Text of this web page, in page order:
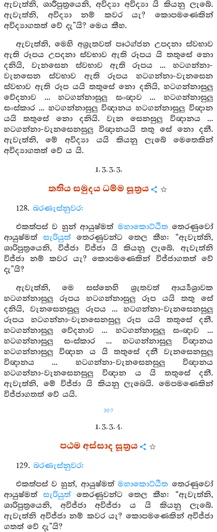
ඇවැත්නි, ශාරීපුත්‍රයෙනි, අවිද්‍යා අවිද්‍යා යි කියනු ලැබේ.
ඇවැත්නි, අවිද්‍යා නම් කවර යැ? කොපමණෙකින්
අවිද්‍යාගතත් වේ දැ”යි? මෙය කීහ.
ඇවැත්නි, මෙහි අශ්‍රැතවත් පෘථග්ජන උපදනා ස්වභාව
ඇති රූපය උපදනා ස්වභාව ඇති රූපය යි තතුසේ නො
දනියි, වැනසෙන ස්වභාව ඇති රූපය ... හටගන්නා-
වැනසෙන ස්වභාව ඇති රූපය හටගන්නා-වැනසෙන
ස්වභාව ඇති රූප යයි තතුසේ නො දනියි, හටගන්නාසුලු
වේදනාව ... හටගන්නාසුලු සංඥාව ... හටගන්නාසුලු
සංස්කාර ... හටගන්නාසුලු විඥානය හටගන්නාසුලු විඥාන
යයි තතුසේ නො දනියි. වැන සෙනසුලු විඥානය ...
හටගන්නා-වැනසෙනසුලු විඥානයයි තතු සේ නො දනී.
ඇවැත්නි, මේ අවිද්‍යා යයි කියනු ලැබේ මෙතෙකින්
අවිද්‍යාගතත් වේ ය යි.
1. 3. 3. 3.
තතිය සමුදය ධම්ම සූත්‍රය
128. බරණැස්නුවර:
එකත්පස් ව හුන් ආයුෂ්මත් මහාකොට්ඨිත තෙරණුවෝ
ආයුෂ්මත් සැරියුත්තෙරණුවන්ට තෙල කීහ: “ඇවැත්නි,
ශාරිපුත්‍රයෙනි, විජ්ජා විජ්ජා යි කියනු ලැබේ. ඇවැත්නි
විජ්ජා නම් කවර යැ? කොපමණෙකින් විජ්ජාගතත් වේ
දැ”යි?
ඇවැත්නි, මෙ සස්නෙහි ශ්‍රැතවත් ආර්‍ය්‍යශ්‍රාවක
හටගන්නාසුලු රූපය හටගන්නාසුලු රූප යයි තතු සේ
දනියි, වැනසෙනසුලු රූපය ... හටගන්නා-වැනසෙනසුලු
රූපය හටගන්නා-වැනසෙනසුලු රූප යයි තතුසේ දනී.
හටගන්නාසුලු වේදනාව ... හටගන්නාසුලු සංඥාව ...
හටගන්නාසුලු සංස්කාර ... හටගන්නාසුලු විඥානය
හටගන්නාසුලු විඥාන ය යි තතුසේ දනී වැනසෙනසුලු
විඥානය ... හටගන්නා-වැනසෙනසුලු විඥානය
හටගන්නා-වැනසෙනසුලු විඥාන ය යි තතුසේ දනී.
ඇවැත්නි, මේ විජ්ජා යි කියනු ලැබෙයි. මෙපමණෙකින්
විජ්ජාගතත් වේ යයි.
307
1. 3. 3. 4.
පඨම අස්සාද සූත්‍රය
129. බරණැස්නුවර:
එකත්පස් ව හුන්, ආයුෂ්මත්මහාකොට්ඨිත තෙරණුවෝ
ආයුෂ්මත් සැරියුත්තෙරණුවන්ට තෙල කීහ: “ඇවැත්නි,
ශාරිපුත්‍රයෙනි, අවිජ්ජා අවිජ්ජා ය යි කියනු ලැබේ.
ඇවැත්නි අවිජ්ජා නම් කවර යැ? කොපමණෙකින් අවිජ්ජා
ගතත් වේ දැ”යි?